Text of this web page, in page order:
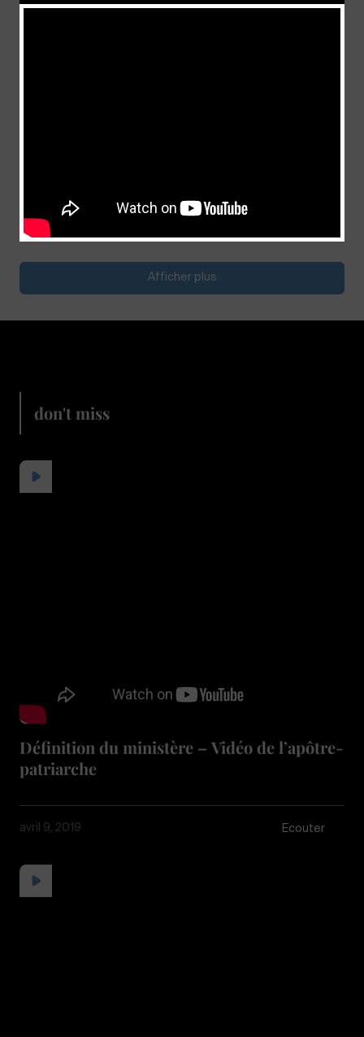
juillet 4, 2026
Afficher plus
don't miss
Définition du ministère – Vidéo de l’apôtre-
patriarche
avril 9, 2019 Écouter